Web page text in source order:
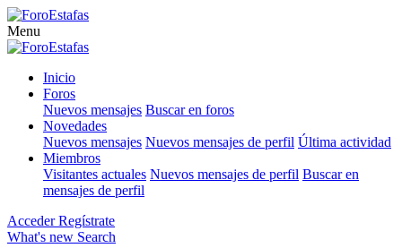
Menu
Inicio
Foros
Nuevos mensajes Buscar en foros
Novedades
Nuevos mensajes Nuevos mensajes de perfil Última actividad
Miembros
Visitantes actuales Nuevos mensajes de perfil Buscar en
mensajes de perfil
Acceder Regístrate
What's new Search